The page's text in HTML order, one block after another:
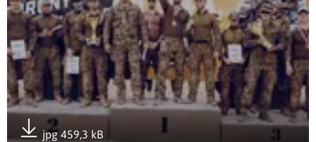
jpg 459,3 kB